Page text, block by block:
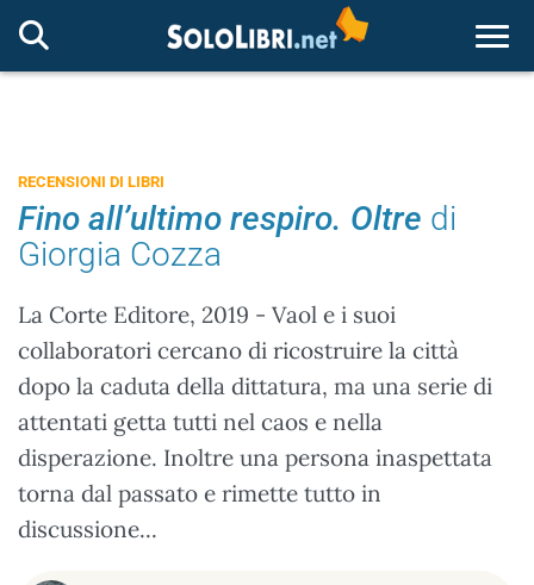
RECENSIONI DI LIBRI
Fino all’ultimo respiro. Oltre di
Giorgia Cozza
La Corte Editore, 2019 - Vaol e i suoi
collaboratori cercano di ricostruire la città
dopo la caduta della dittatura, ma una serie di
attentati getta tutti nel caos e nella
disperazione. Inoltre una persona inaspettata
torna dal passato e rimette tutto in
discussione...